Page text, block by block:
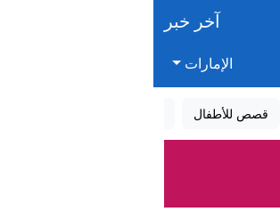
آخر خبر
الإمارات
قصص للأطفال